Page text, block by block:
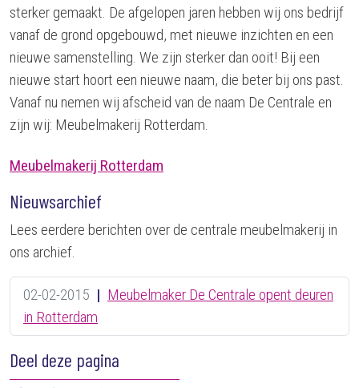
sterker gemaakt. De afgelopen jaren hebben wij ons bedrijf
vanaf de grond opgebouwd, met nieuwe inzichten en een
nieuwe samenstelling. We zijn sterker dan ooit! Bij een
nieuwe start hoort een nieuwe naam, die beter bij ons past.
Vanaf nu nemen wij afscheid van de naam De Centrale en
zijn wij: Meubelmakerij Rotterdam.
Meubelmakerij Rotterdam
Nieuwsarchief
Lees eerdere berichten over de centrale meubelmakerij in
ons archief.
02-02-2015 | Meubelmaker De Centrale opent deuren
in Rotterdam
Deel deze pagina